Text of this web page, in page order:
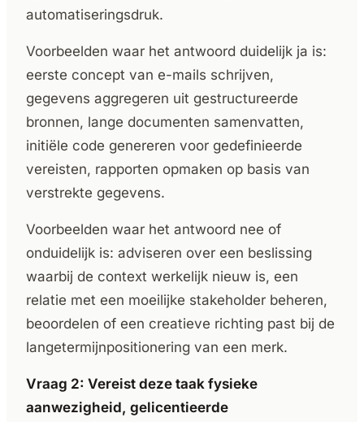
automatiseringsdruk.
Voorbeelden waar het antwoord duidelijk ja is:
eerste concept van e-mails schrijven,
gegevens aggregeren uit gestructureerde
bronnen, lange documenten samenvatten,
initiële code genereren voor gedefinieerde
vereisten, rapporten opmaken op basis van
verstrekte gegevens.
Voorbeelden waar het antwoord nee of
onduidelijk is: adviseren over een beslissing
waarbij de context werkelijk nieuw is, een
relatie met een moeilijke stakeholder beheren,
beoordelen of een creatieve richting past bij de
langetermijnpositionering van een merk.
Vraag 2: Vereist deze taak fysieke
aanwezigheid, gelicentieerde